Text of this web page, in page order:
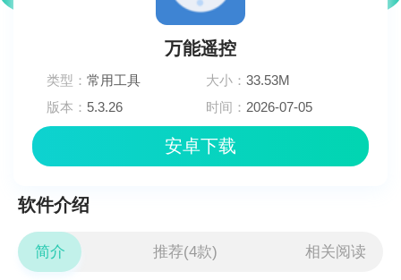
万能遥控
类型：常用工具 大小：33.53M
版本： 5.3.26 时间： 2026-07-05
安卓下载
软件介绍
简介 推荐(4款) 相关阅读